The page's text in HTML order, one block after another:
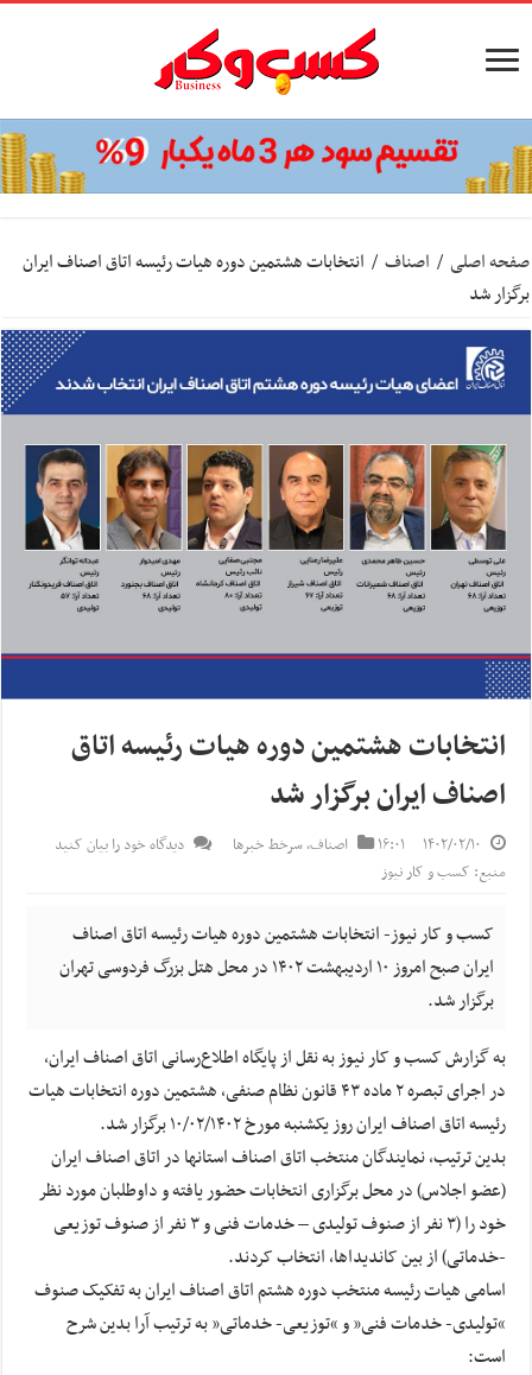
صفحه اصلی / اصناف / انتخابات هشتمین دوره هیات رئیسه اتاق اصناف ایران
برگزار شد
انتخابات هشتمین دوره هیات رئیسه اتاق
اصناف ایران برگزار شد
۱۴۰۲/۰۲/۱۰ ۱۶:۰۱ اصناف,سرخط خبرها
دیدگاه خود را بیان کنید
منبع: کسب و کار نیوز
کسب و کار نیوز- انتخابات هشتمین دوره هیات رئیسه اتاق اصناف
ایران صبح امروز ۱۰ اردیبهشت ۱۴۰۲ در محل هتل بزرگ فردوسی تهران
برگزار شد.
به گزارش کسب و کار نیوز به نقل از پایگاه اطلاع‌رسانی اتاق اصناف ایران،
در اجرای تبصره ۲ ماده ۴۳ قانون نظام صنفی، هشتمین دوره انتخابات هیات
رئیسه اتاق اصناف ایران روز یکشنبه مورخ ۱۰/۰۲/۱۴۰۲ برگزار شد.
بدین ترتیب، نمایندگان منتخب اتاق اصناف استان‏ها در اتاق اصناف ایران
(عضو اجلاس) در محل برگزاری انتخابات حضور یافته و داوطلبان مورد نظر
خود را (۳ نفر از صنوف تولیدی – خدمات فنی و ۳ نفر از صنوف توزیعی
-خدماتی) از بین کاندیداها، انتخاب کردند.
اسامی هیات رئیسه منتخب دوره هشتم اتاق اصناف ایران به تفکیک صنوف
“تولیدی- خدمات فنی” و “توزیعی- خدماتی” به ترتیب آرا بدین شرح
است: